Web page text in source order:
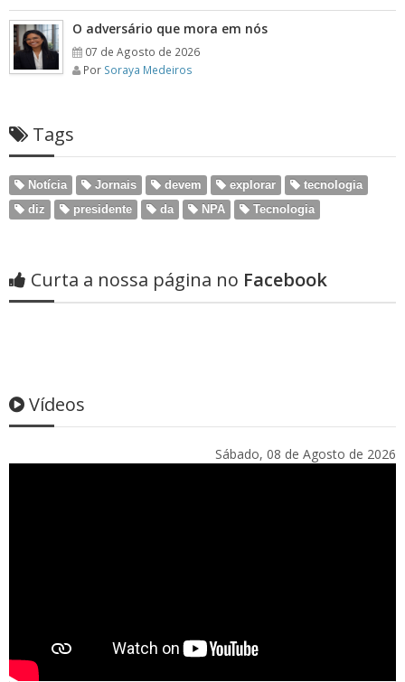
O adversário que mora em nós
07 de Agosto de 2026
Por Soraya Medeiros
Tags
Notícia Jornais devem explorar
tecnologia
diz
presidente da NPA Tecnologia
Curta a nossa página no Facebook
Vídeos
Sábado, 08 de Agosto de 2026